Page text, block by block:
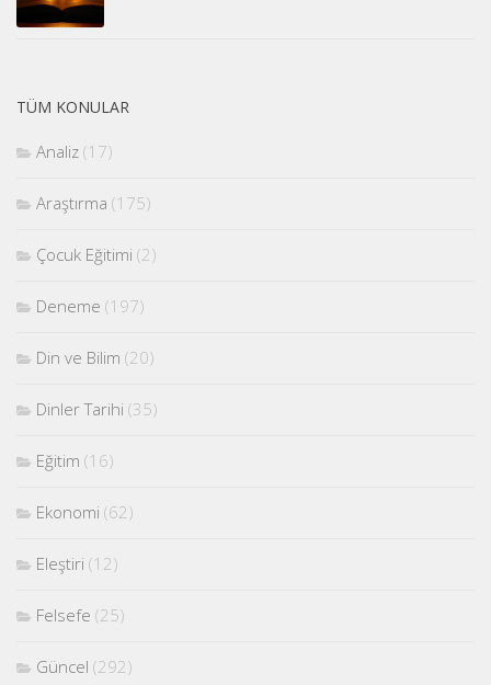
TÜM KONULAR
Analiz (17)
Araştırma (175)
Çocuk Eğitimi (2)
Deneme (197)
Din ve Bilim (20)
Dinler Tarihi (35)
Eğitim (16)
Ekonomi (62)
Eleştiri (12)
Felsefe (25)
Güncel (292)